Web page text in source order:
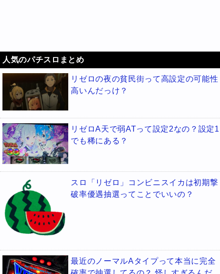
人気のパチスロまとめ
リゼロの夜の貧民街って高設定の可能性
高いんだっけ？
リゼロA天で弱ATって設定2なの？設定1
でも稀にある？
スロ「リゼロ」コンビニスイカは初期撃
破率優遇抽選ってことでいいの？
最近のノーマルAタイプって本当に完全